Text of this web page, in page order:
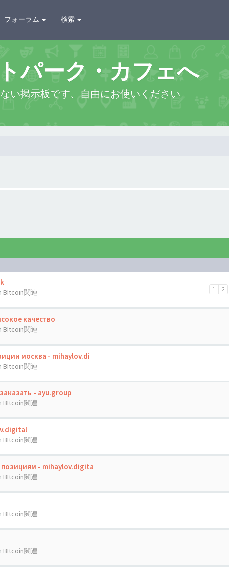
フォーラム 検索
パーク・カフェへ
い掲示板です、自由にお使いください
1 2
BItcoin関連
качество
BItcoin関連
москва - mihaylov.di
BItcoin関連
- ayu.group
BItcoin関連
BItcoin関連
- mihaylov.digita
BItcoin関連
BItcoin関連
BItcoin関連